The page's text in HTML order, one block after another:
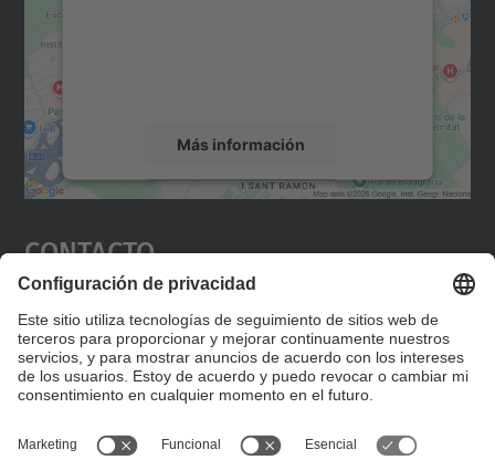
Más información
Aceptar
powered by
Contacto
Editad en la página "Contacto personalizado", que
encontraréis en la raíz de español, vuestros datos
personalizados de contacto.
Formulario de contacto